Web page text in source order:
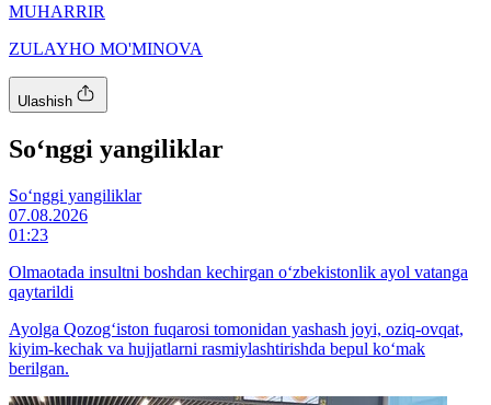
MUHARRIR
ZULAYHO MO'MINOVA
Ulashish
So‘nggi yangiliklar
So‘nggi yangiliklar
07.08.2026
01:23
Olmaotada insultni boshdan kechirgan o‘zbekistonlik ayol vatanga
qaytarildi
Ayolga Qozog‘iston fuqarosi tomonidan yashash joyi, oziq-ovqat,
kiyim-kechak va hujjatlarni rasmiylashtirishda bepul ko‘mak
berilgan.